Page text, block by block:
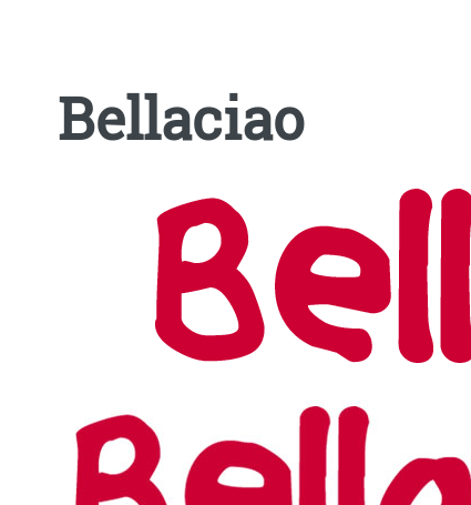
Bellaciao